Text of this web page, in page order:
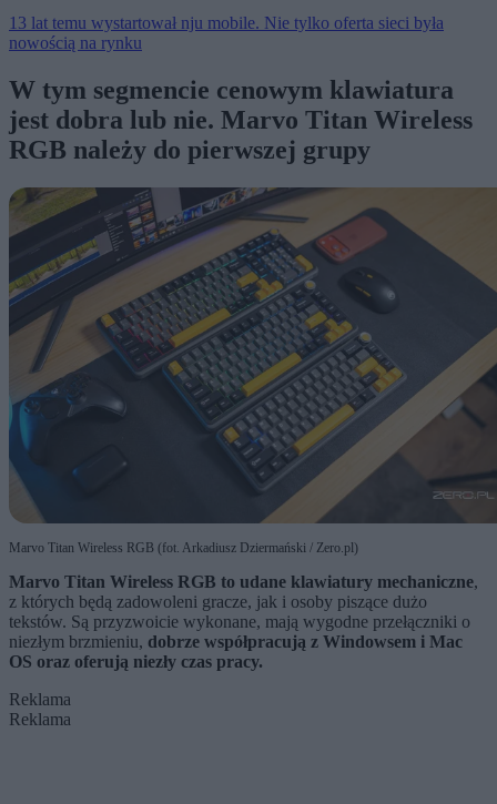
13 lat temu wystartował nju mobile. Nie tylko oferta sieci była
nowością na rynku
W tym segmencie cenowym klawiatura
jest dobra lub nie. Marvo Titan Wireless
RGB należy do pierwszej grupy
Marvo Titan Wireless RGB (fot. Arkadiusz Dziermański / Zero.pl)
Marvo Titan Wireless RGB to udane klawiatury mechaniczne,
z których będą zadowoleni gracze, jak i osoby piszące dużo
tekstów. Są przyzwoicie wykonane, mają wygodne przełączniki o
niezłym brzmieniu, dobrze współpracują z Windowsem i Mac
OS oraz oferują niezły czas pracy.
Reklama
Reklama